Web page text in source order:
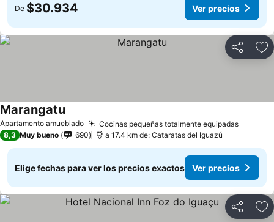
De $30.934 Ver precios
Compartir
Apartamento amueblado Cocinas pequeñas totalmente equipadas
Marangatu
8,3 Muy bueno 690 a 17.4 km de: Cataratas del Iguazú
Elige fechas para ver los precios exactos Ver precios
Compartir